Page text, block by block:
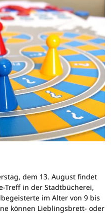
dem 13. August findet
Treff in der Stadtbücherei,
im Alter von 9 bis
können Lieblingsbrett- oder